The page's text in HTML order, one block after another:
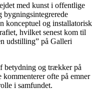
med kunst i offentlige
konceptuel og installatorisk
hvilket senest kom til
udstilling” på Galleri
betydning og trækker på
ofte på emner
i samfundet.